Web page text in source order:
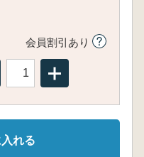
会員割引あり
れる